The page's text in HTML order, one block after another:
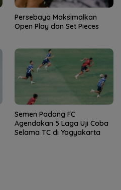
Persebaya Maksimalkan
Open Play dan Set Pieces
Semen Padang FC
Agendakan 5 Laga Uji Coba
Selama TC di Yogyakarta